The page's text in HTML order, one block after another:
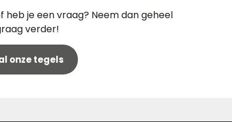
heb je een vraag? Neem dan geheel
verder!
onze tegels